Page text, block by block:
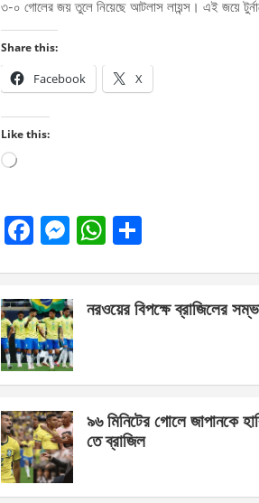
৩-০ গোলের জয় তুলে নিয়েছে আটলাস লায়ন্স। এই জয়ে
Share this:
Facebook X
Like this:
Loading…
F
b
o
o
k
M
n
g
er
W
s
p
e
নরওয়ের বিপক্ষে ব্রাজিলের
৯৬ মিনিটের গোলে জাপানকে
তে ব্রাজিল